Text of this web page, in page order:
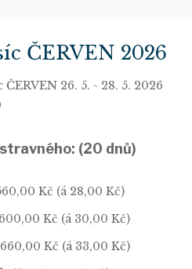
ČERVEN 2026
26. 5. - 28. 5. 2026
(20 dnů)
Kč (á 28,00 Kč)
600,00 Kč (á 30,00 Kč)
660,00 Kč (á 33,00 Kč)